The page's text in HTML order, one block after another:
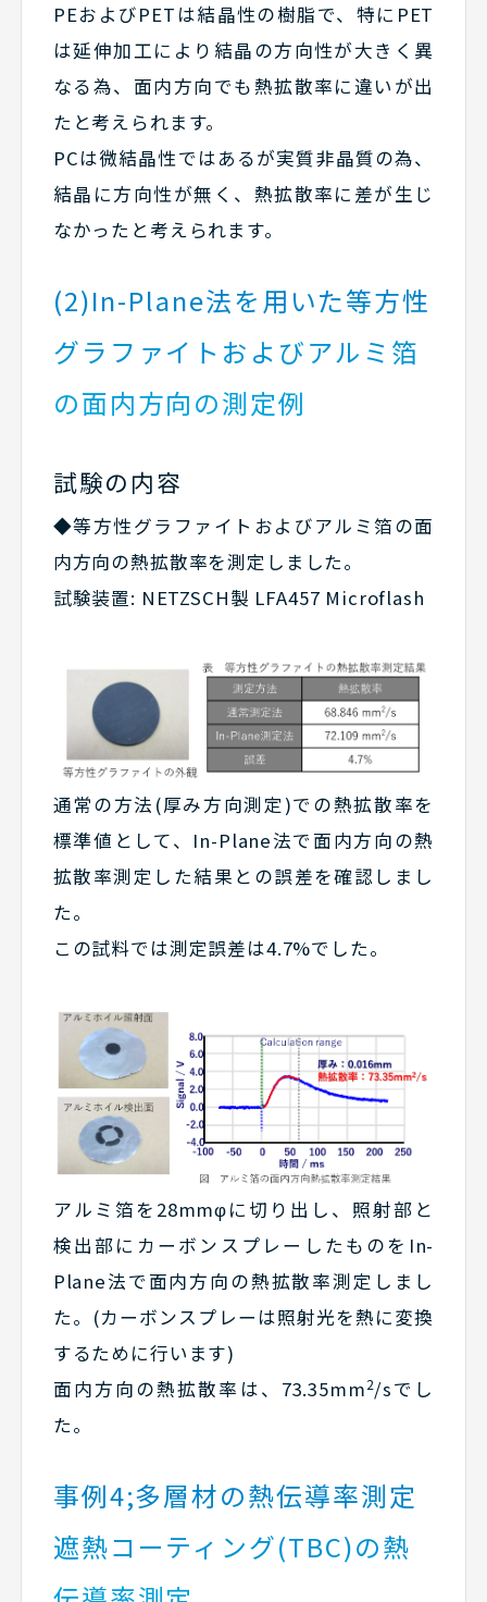
PEおよびPETは結晶性の樹脂で、特にPET
は延伸加工により結晶の方向性が大きく異
なる為、面内方向でも熱拡散率に違いが出
たと考えられます。
PCは微結晶性ではあるが実質非晶質の為、
結晶に方向性が無く、熱拡散率に差が生じ
なかったと考えられます。
(2)In-Plane法を用いた等方性
グラファイトおよびアルミ箔
の面内方向の測定例
試験の内容
◆等方性グラファイトおよびアルミ箔の面
内方向の熱拡散率を測定しました。
試験装置: NETZSCH製 LFA457 Microflash
通常の方法(厚み方向測定)での熱拡散率を
標準値として、In-Plane法で面内方向の熱
拡散率測定した結果との誤差を確認しまし
た。
この試料では測定誤差は4.7%でした。
アルミ箔を28mmφに切り出し、照射部と
検出部にカーボンスプレーしたものをIn-
Plane法で面内方向の熱拡散率測定しまし
た。(カーボンスプレーは照射光を熱に変換
するために行います)
面内方向の熱拡散率は、73.35mm2/sでし
た。
事例4;多層材の熱伝導率測定
遮熱コーティング(TBC)の熱